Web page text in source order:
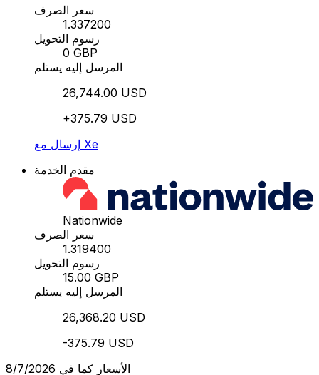
سعر الصرف
1.337200
رسوم التحويل
0 GBP
المرسل إليه يستلم
26,744.00 USD
+375.79 USD
إرسال مع Xe
مقدم الخدمة
Nationwide
سعر الصرف
1.319400
رسوم التحويل
15.00 GBP
المرسل إليه يستلم
26,368.20 USD
-375.79 USD
الأسعار كما في 8/7/2026